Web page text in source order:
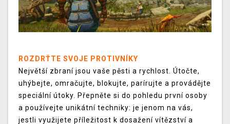
ROZDRŤTE SVOJE PROTIVNÍKY
Největší zbraní jsou vaše pěsti a rychlost. Útočte,
uhýbejte, omračujte, blokujte, parírujte a provádějte
speciální útoky. Přepněte si do pohledu první osoby
a používejte unikátní techniky: je jenom na vás,
jestli využijete příležitost k dosažení vítězství a